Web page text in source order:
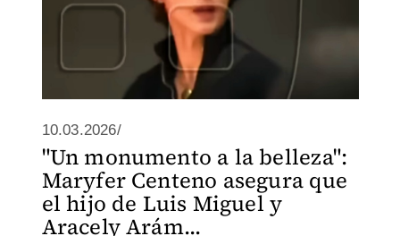
10.03.2026/
"Un monumento a la belleza":
Maryfer Centeno asegura que
el hijo de Luis Miguel y
Aracely Arám...